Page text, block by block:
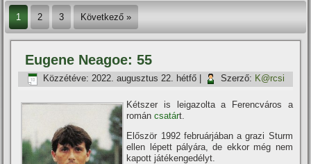
1 2 3 Következő »
Eugene Neagoe: 55
Közzétéve: 2022. augusztus 22. hétfő Szerző: K@rcsi
Kétszer is leigazolta a Ferencváros a
románcsatárt.
Először 1992 februárjában a grazi Sturm
ellen lépett pályára, de ekkor még nem
kapott játékengedélyt.